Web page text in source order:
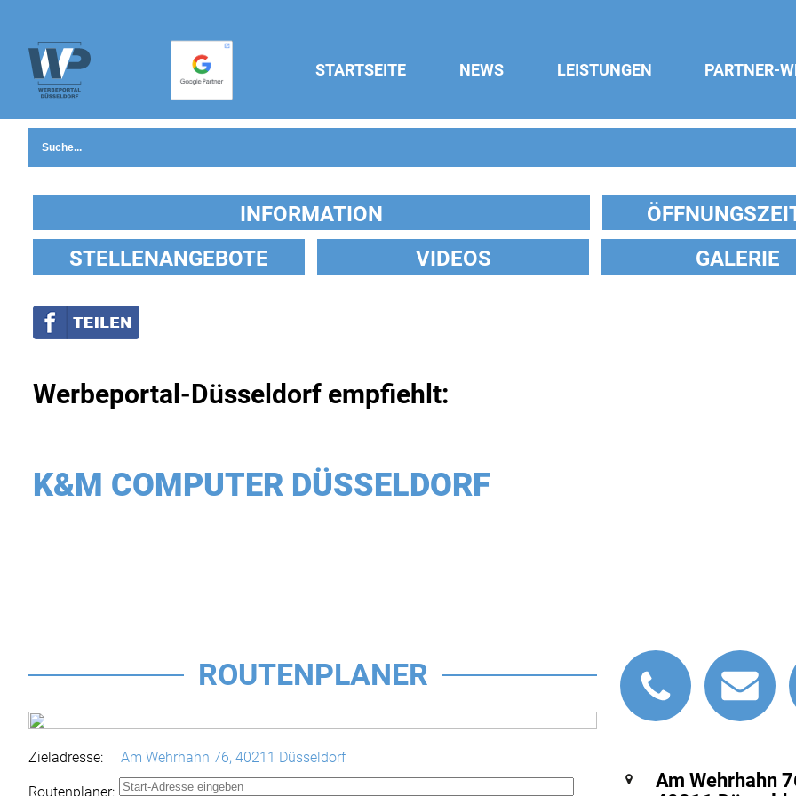
STARTSEITE NEWS LEISTUNGEN PARTNER-
INFORMATION
STELLENANGEBOTE
VIDEOS GALERIE
Werbeportal-Düsseldorf empfiehlt:
K&M COMPUTER DÜSSELDORF
Am Wehrhahn
ROUTENPLANER
Zieladresse: Am Wehrhahn 76, 40211 Düsseldorf
Routenplaner: